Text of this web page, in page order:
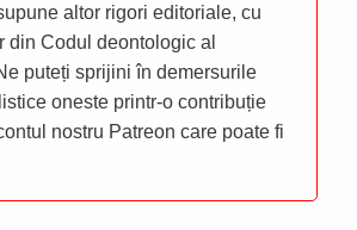
altor rigori editoriale, cu
din Codul deontologic al
puteți sprijini în demersurile
oneste printr-o contribuție
nostru Patreon care poate fi